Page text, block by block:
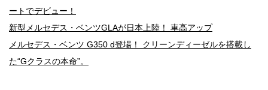
ートでデビュー！
新型メルセデス・ベンツGLAが日本上陸！ 車高アップ
メルセデス・ベンツ G350 d登場！ クリーンディーゼルを搭載し
た“Gクラスの本命”。